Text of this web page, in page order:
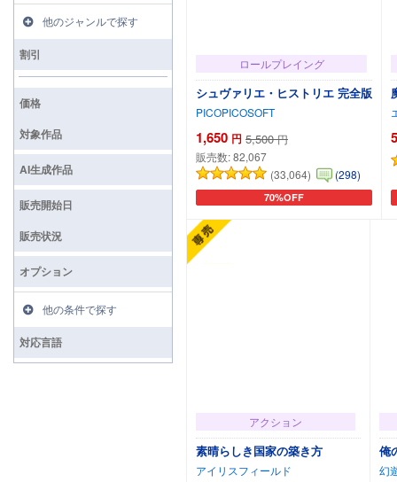
ロールプレイング
シュヴァリエ・ヒストリエ 完全版
PICOPICOSOFT
1,650 円 5,500 円
販売数:82,067
(33,064)
(298)
70%OFF
カートに追加
アクション
素晴らしき国家の築き方
アイリスフィールド
俺
幻
他のジャンルで探す
割引
価格
対象作品
AI生成作品
販売開始日
販売状況
オプション
他の条件で探す
対応言語